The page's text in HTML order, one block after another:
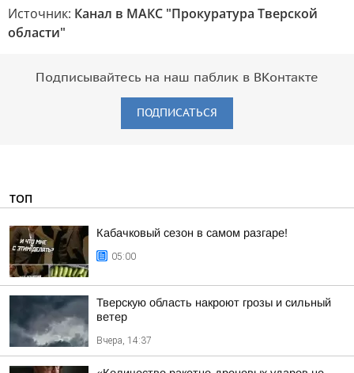
Источник: Канал в МАКС "Прокуратура Тверской
области"
Подписывайтесь на наш паблик в ВКонтакте
ПОДПИСАТЬСЯ
ТОП
Кабачковый сезон в самом разгаре!
05:00
Тверскую область накроют грозы и сильный
ветер
Вчера, 14:37